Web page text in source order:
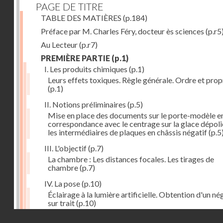
PAGE DE TITRE
TABLE DES MATIÈRES (p.184)
Préface par M. Charles Féry, docteur ès sciences
Au Lecteur(p.r7)
PREMIÈRE PARTIE (p.1)
I. Les produits chimiques (p.1)
Leurs effets toxiques. Règle générale. Ordre et
(p.1)
II. Notions préliminaires (p.5)
Mise en place des documents sur le porte-modèle
correspondance avec le centrage sur la glace
les intermédiaires de plaques en châssis négatif
III. L'objectif(p.7)
La chambre : Les distances focales. Les tirages de
chambre(p.7)
IV. La pose(p.10)
Éclairage à la lumière artificielle. Obtention d'un
sur trait(p.10)